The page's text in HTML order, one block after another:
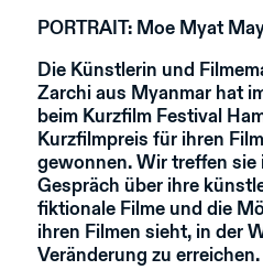
PORTRAIT: Moe Myat
Die Künstlerin und
Zarchi aus Myanmar hat
beim Kurzfilm Festival
Kurzfilmpreis für ihren
gewonnen. Wir treffen sie
Gespräch über ihre
fiktionale Filme und die
ihren Filmen sieht, in der
Veränderung zu erreichen.